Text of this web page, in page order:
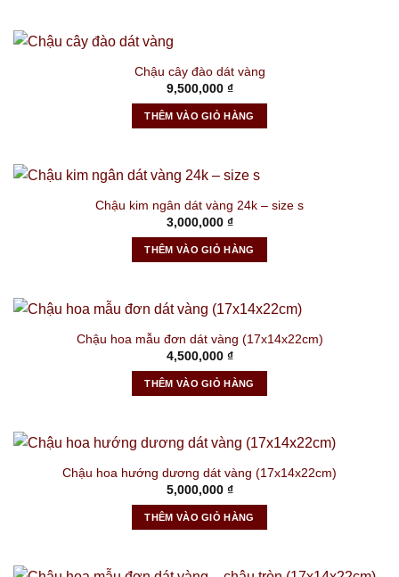
Chậu cây đào dát vàng
9,500,000 ₫
THÊM VÀO GIỎ HÀNG
Chậu kim ngân dát vàng 24k – size s
3,000,000 ₫
THÊM VÀO GIỎ HÀNG
Chậu hoa mẫu đơn dát vàng (17x14x22cm)
4,500,000 ₫
THÊM VÀO GIỎ HÀNG
Chậu hoa hướng dương dát vàng (17x14x22cm)
5,000,000 ₫
THÊM VÀO GIỎ HÀNG